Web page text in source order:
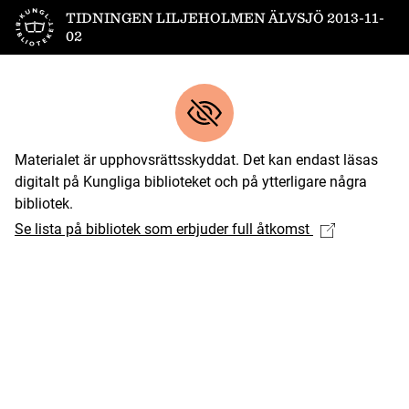
Till startsidanTIDNINGEN LILJEHOLMEN ÄLVSJÖ 2013-11-
02
Materialet är upphovsrättsskyddat. Det kan endast läsas
digitalt på Kungliga biblioteket och på ytterligare några
bibliotek.
Se lista på bibliotek som erbjuder full åtkomst